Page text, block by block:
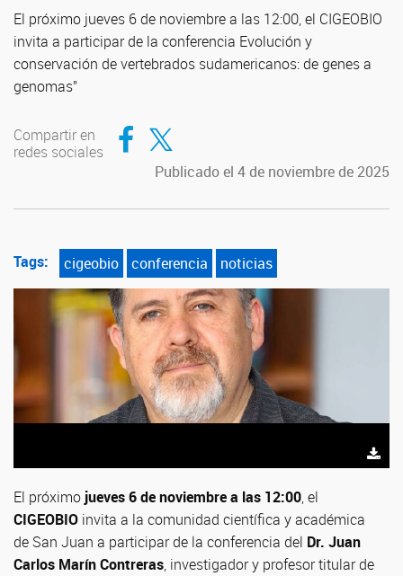
El próximo jueves 6 de noviembre a las 12:00, el CIGEOBIO
invita a participar de la conferencia Evolución y
conservación de vertebrados sudamericanos: de genes a
genomas”
Compartir en
redes sociales
Compartir en Facebook
Compartir en Twitter
Publicado el 4 de noviembre de 2025
Tags: cigeobio conferencia noticias
El próximo jueves 6 de noviembre a las 12:00, el
CIGEOBIO invita a la comunidad científica y académica
de San Juan a participar de la conferencia del Dr. Juan
Carlos Marín Contreras, investigador y profesor titular de